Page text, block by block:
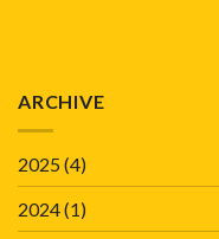
ARCHIVE
2025(4)
2024(1)